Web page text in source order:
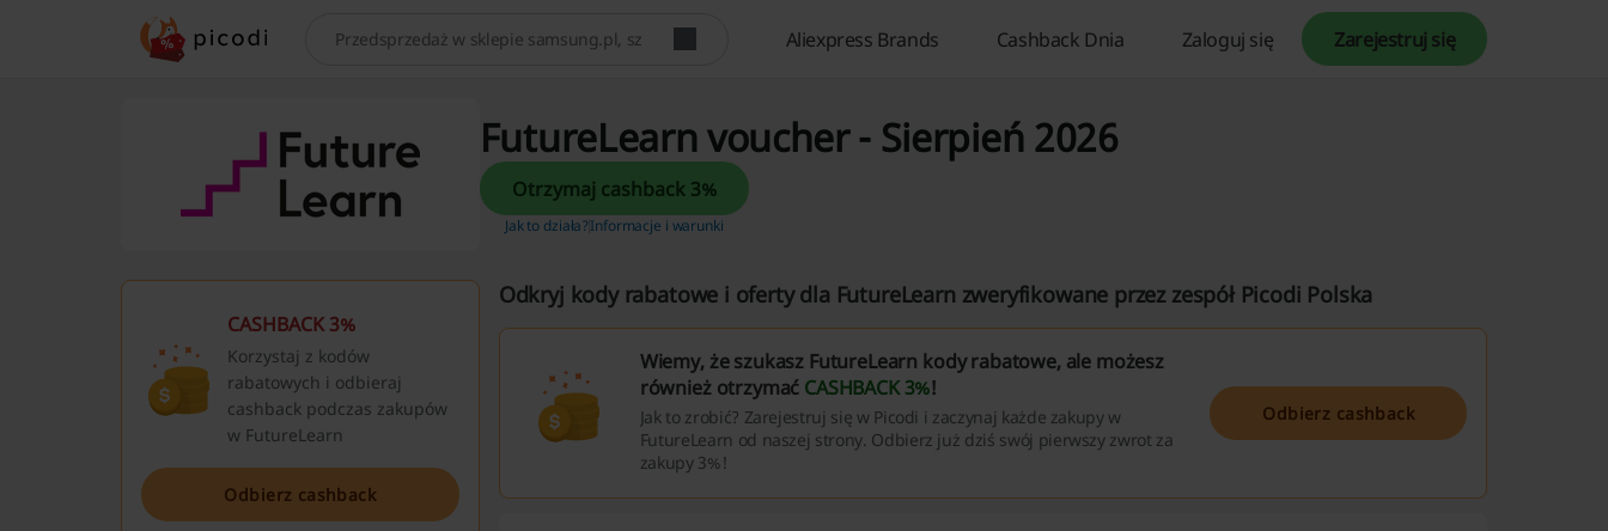
Szukaj Aliexpress Brands Cashback Dnia Zaloguj się Zarejestruj się
FutureLearn voucher - Sierpień 2026
Otrzymaj cashback 3%
Jak to działa?Informacje i warunki
Odkryj kody rabatowe i oferty dla FutureLearn zweryfikowane przez zespół Picodi Polska
Wiemy, że szukasz FutureLearn kody rabatowe, ale możesz
również otrzymać CASHBACK 3%!
Jak to zrobić? Zarejestruj się w Picodi i zaczynaj każde zakupy w
FutureLearn od naszej strony. Odbierz już dziś swój pierwszy zwrot za
zakupy 3%!
Odbierz cashback
CASHBACK 3%
Korzystaj z kodów
rabatowych i odbieraj
cashback podczas zakupów
w FutureLearn
Odbierz cashback